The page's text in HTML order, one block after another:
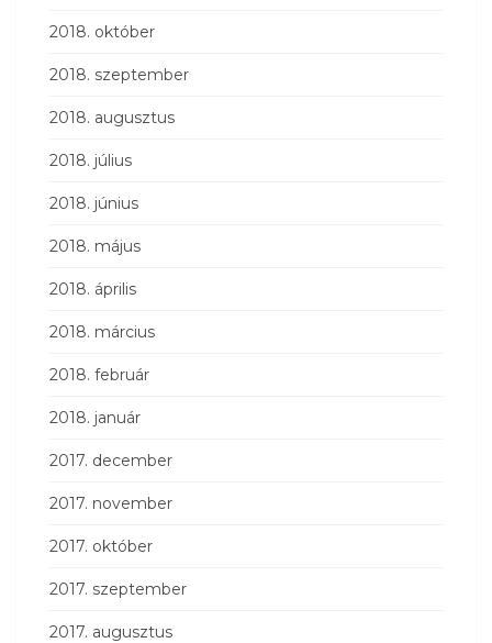
2018. október
2018. szeptember
2018. augusztus
2018. július
2018. június
2018. május
2018. április
2018. március
2018. február
2018. január
2017. december
2017. november
2017. október
2017. szeptember
2017. augusztus